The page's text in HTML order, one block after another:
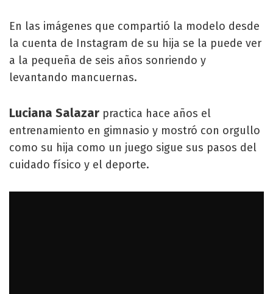
En las imágenes que compartió la modelo desde
la cuenta de Instagram de su hija se la puede ver
a la pequeña de seis años sonriendo y
levantando mancuernas.
Luciana Salazar practica hace años el
entrenamiento en gimnasio y mostró con orgullo
como su hija como un juego sigue sus pasos del
cuidado físico y el deporte.